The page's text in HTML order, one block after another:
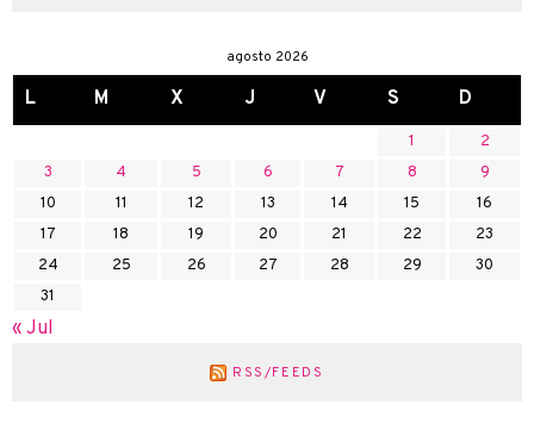
agosto 2026
L M X J V S D
1
2
3
4 5 6 7 8
9
10
11 12 13 14 15
16
17
18 19 20 21 22
23
24
25 26 27 28 29
30
31
« Jul
RSS/FEEDS